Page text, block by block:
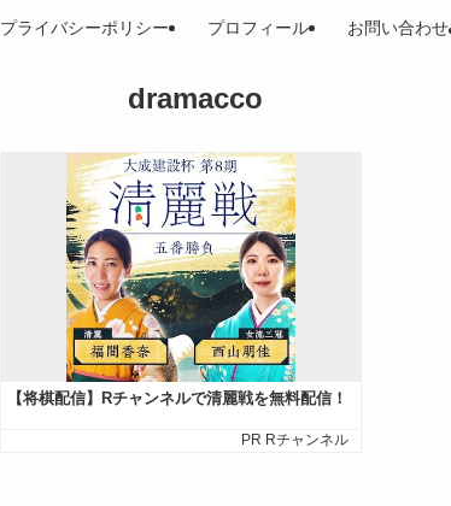
dramacco
プライバシーポリシー プロフィール お問い合わせ